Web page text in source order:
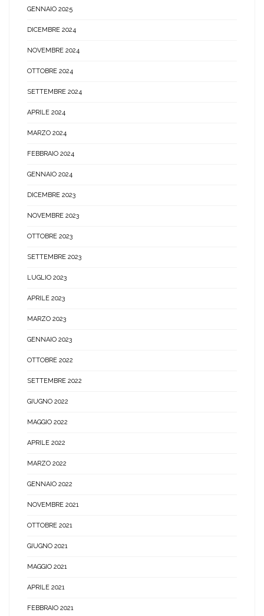
GENNAIO 2025
DICEMBRE 2024
NOVEMBRE 2024
OTTOBRE 2024
SETTEMBRE 2024
APRILE 2024
MARZO 2024
FEBBRAIO 2024
GENNAIO 2024
DICEMBRE 2023
NOVEMBRE 2023
OTTOBRE 2023
SETTEMBRE 2023
LUGLIO 2023
APRILE 2023
MARZO 2023
GENNAIO 2023
OTTOBRE 2022
SETTEMBRE 2022
GIUGNO 2022
MAGGIO 2022
APRILE 2022
MARZO 2022
GENNAIO 2022
NOVEMBRE 2021
OTTOBRE 2021
GIUGNO 2021
MAGGIO 2021
APRILE 2021
FEBBRAIO 2021